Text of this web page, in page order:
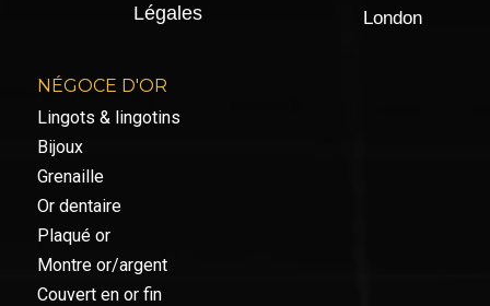
Légales
London
NÉGOCE D'OR
Lingots & lingotins
Bijoux
Grenaille
Or dentaire
Plaqué or
Montre or/argent
Couvert en or fin